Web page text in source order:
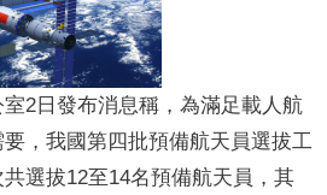
2日發布消息稱，為滿足載人航
，我國第四批預備航天員選拔工
選拔12至14名預備航天員，其